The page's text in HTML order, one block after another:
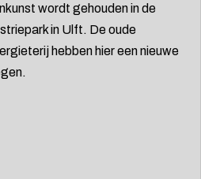
wordt gehouden in de
in Ulft. De oude
hebben hier een nieuwe